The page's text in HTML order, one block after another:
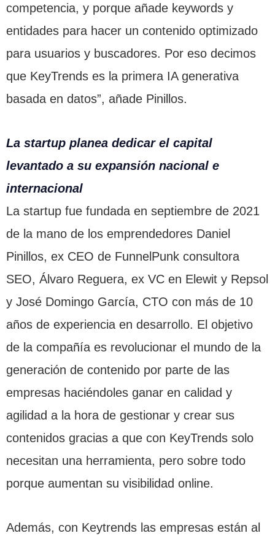
competencia, y porque añade keywords y
entidades para hacer un contenido optimizado
para usuarios y buscadores. Por eso decimos
que KeyTrends es la primera IA generativa
basada en datos”, añade Pinillos.
La startup planea dedicar el capital
levantado a su expansión nacional e
internacional
La startup fue fundada en septiembre de 2021
de la mano de los emprendedores Daniel
Pinillos, ex CEO de FunnelPunk consultora
SEO, Álvaro Reguera, ex VC en Elewit y Repsol
y José Domingo García, CTO con más de 10
años de experiencia en desarrollo. El objetivo
de la compañía es revolucionar el mundo de la
generación de contenido por parte de las
empresas haciéndoles ganar en calidad y
agilidad a la hora de gestionar y crear sus
contenidos gracias a que con KeyTrends solo
necesitan una herramienta, pero sobre todo
porque aumentan su visibilidad online.
Además, con Keytrends las empresas están al